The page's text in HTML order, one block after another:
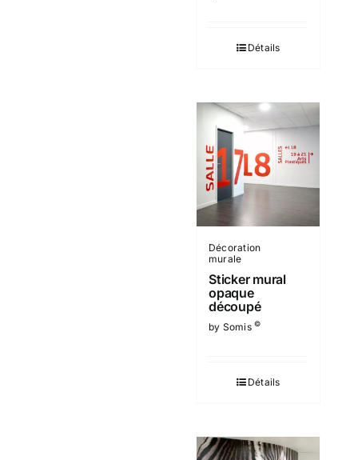
Détails
Décoration
murale
Sticker mural
opaque
découpé
by Somis©
Détails